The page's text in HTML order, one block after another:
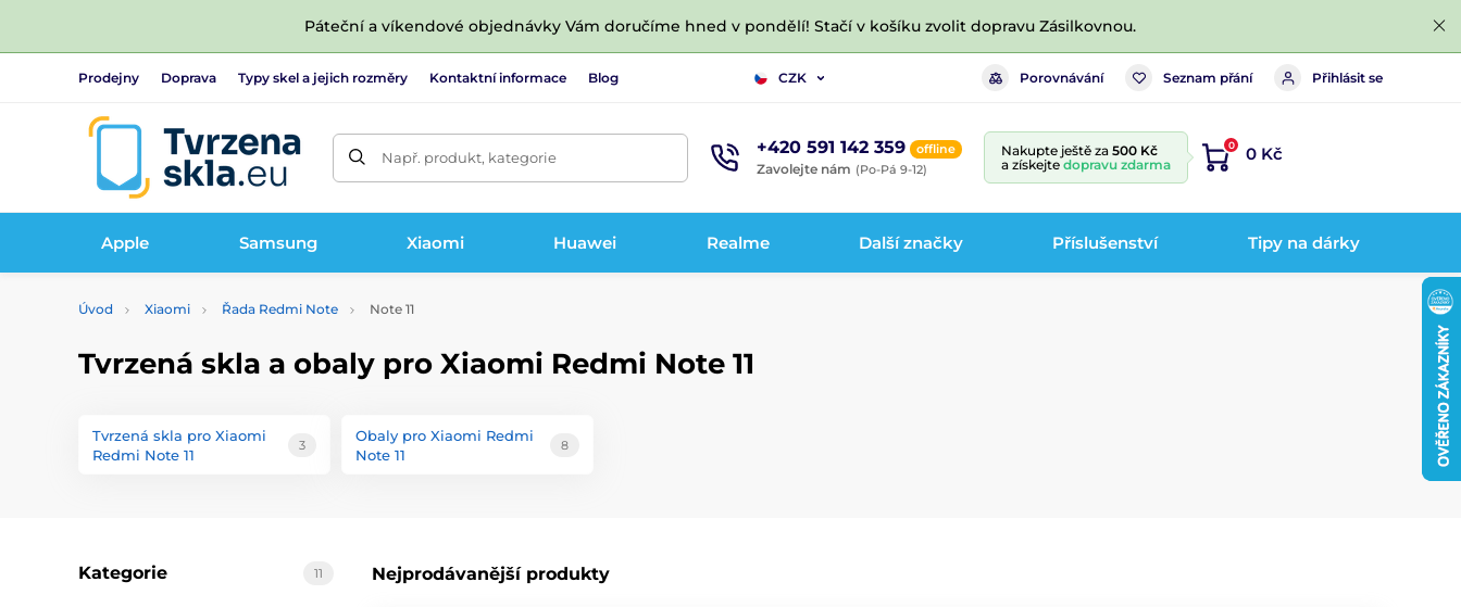
Páteční a víkendové objednávky Vám doručíme hned v pondělí! Stačí v košíku zvolit dopravu Zásilkovnou.
Prodejny Doprava Typy skel a jejich rozměry Kontaktní informace Blog CZK Porovnávání Seznam přání Přihlásit se
Např. produkt, kategorie +420 591 142 359 offline
Zavolejte nám (Po-Pá 9-12)
Nakupte ještě za 500 Kč
a získejte dopravu zdarma
0 0 Kč
Apple Samsung Xiaomi Huawei Realme Další značky Příslušenství Tipy na dárky
Úvod Xiaomi Řada Redmi Note Note 11
Tvrzená skla a obaly pro Xiaomi Redmi Note 11
Tvrzená skla pro Xiaomi
Redmi Note 11
3
Obaly pro Xiaomi Redmi
Note 11
8
Nejprodávanější produkty
11
Kategorie